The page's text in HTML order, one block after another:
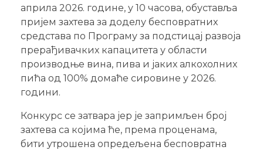
априла 2026. године, у 10 часова, обуставља
пријем захтева за доделу бесповратних
средстава по Програму за подстицај развоја
прерађивачких капацитета у области
производње вина, пива и јаких алкохолних
пића од 100% домаће сировине у 2026.
години.
Конкурс се затвара јер је запримљен број
захтева са којима ће, према проценама,
бити утрошена опредељена бесповратна